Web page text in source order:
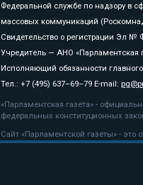
Федеральной службе по надзору в
массовых коммуникаций
Свидетельство о регистрации Эл №
Учредитель — АНО «Парламентская
Исполняющий обязанности
Тел.: +7 (495) 637–69–79 E-mail:
«Парламентская газета» -
федеральных конституционных
Сайт «Парламентской газеты» - это
«Парламентской газеты» активная